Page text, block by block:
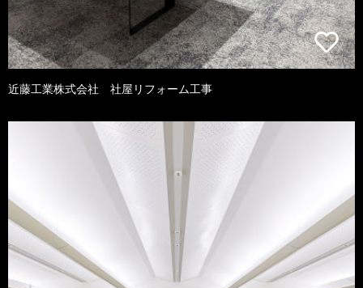
近藤工業株式会社 社屋リフォーム工事